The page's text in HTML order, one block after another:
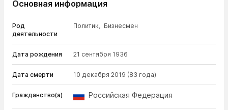
Основная информация
Род
деятельности
Политик, Бизнесмен
Дата рождения 21 сентября 1936
Дата смерти 10 декабря 2019 (83 года)
Гражданство(а) Российская Федерация